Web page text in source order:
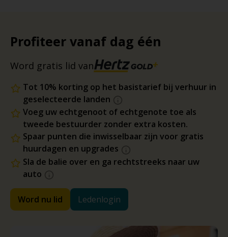
Profiteer vanaf dag één
Word gratis lid van
Tot 10% korting op het basistarief bij verhuur in
geselecteerde landen
Voeg uw echtgenoot of echtgenote toe als
tweede bestuurder zonder extra kosten.
Spaar punten die inwisselbaar zijn voor gratis
huurdagen en upgrades
Sla de balie over en ga rechtstreeks naar uw
auto
Word nu lid Ledenlogin